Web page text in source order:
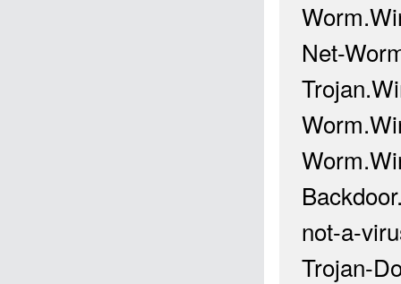
Net-
not-a-
Trojan-